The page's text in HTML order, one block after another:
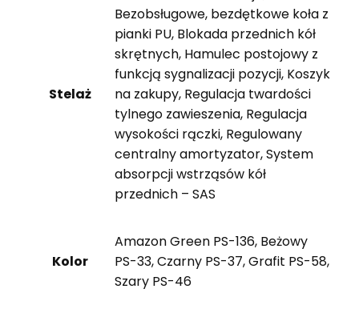
Stelaż
Bezobsługowe, bezdętkowe koła z
pianki PU, Blokada przednich kół
skrętnych, Hamulec postojowy z
funkcją sygnalizacji pozycji, Koszyk
na zakupy, Regulacja twardości
tylnego zawieszenia, Regulacja
wysokości rączki, Regulowany
centralny amortyzator, System
absorpcji wstrząsów kół
przednich – SAS
Kolor
Amazon Green PS-136, Beżowy
PS-33, Czarny PS-37, Grafit PS-58,
Szary PS-46